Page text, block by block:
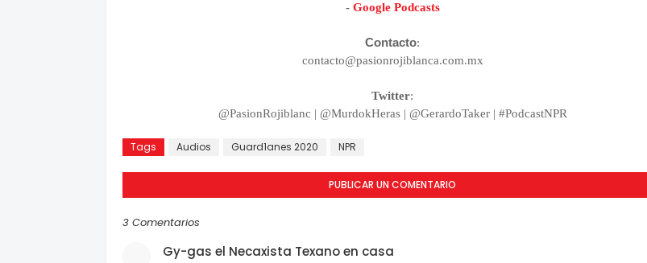
- Google Podcasts
Contacto:
contacto@pasionrojiblanca.com.mx
Twitter:
@PasionRojiblanc | @MurdokHeras | @GerardoTaker | #PodcastNPR
Tags Audios Guard1anes 2020 NPR
PUBLICAR UN COMENTARIO
3 Comentarios
Gy-gas el Necaxista Texano en casa